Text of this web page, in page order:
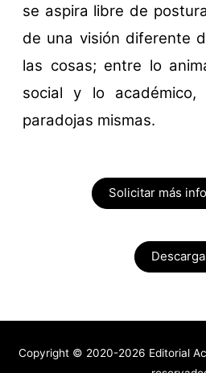
se aspira libre de
de una visión diferente
las cosas; entre lo
social y lo
paradojas mismas.
Solicitar más
Copyright © 2020-2026 Editorial